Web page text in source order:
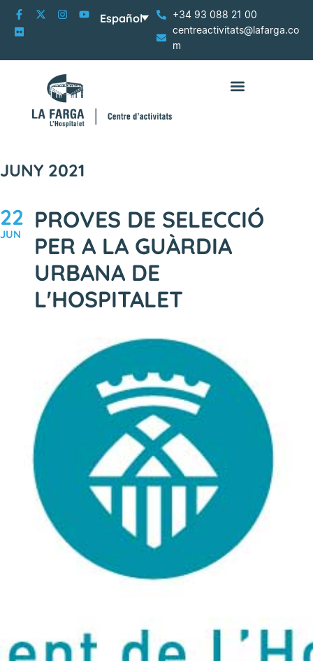
+34 93 088 21 00
centreactivitats@lafarga.co
m
Español
JUNY 2021
22
JUN
PROVES DE SELECCIÓ
PER A LA GUÀRDIA
URBANA DE
L'HOSPITALET